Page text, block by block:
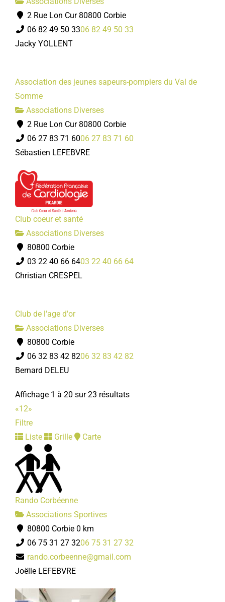
2 Rue Lon Cur 80800 Corbie
06 82 49 50 3306 82 49 50 33
Jacky YOLLENT
Association des jeunes sapeurs-pompiers du Val de
Somme
Associations Diverses
2 Rue Lon Cur 80800 Corbie
06 27 83 71 6006 27 83 71 60
Sébastien LEFEBVRE
Club coeur et santé
Associations Diverses
80800 Corbie
03 22 40 66 6403 22 40 66 64
Christian CRESPEL
Club de l'age d'or
Associations Diverses
80800 Corbie
06 32 83 42 8206 32 83 42 82
Bernard DELEU
Affichage 1 à 20 sur 23 résultats
«12»
Filtre
Liste
Grille Carte
Rando Corbéenne
Associations Sportives
80800 Corbie 0 km
06 75 31 27 3206 75 31 27 32
rando.corbeenne@gmail.com
Joëlle LEFEBVRE